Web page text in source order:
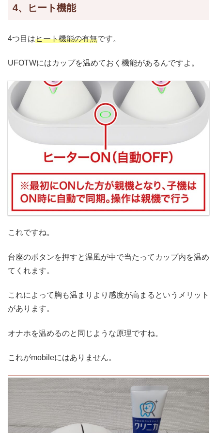
4、ヒート機能
4つ目はヒート機能の有無です。
UFOTWにはカップを温めておく機能があるんですよ。
これですね。
台座のボタンを押すと温風が中で当たってカップ内を温め
てくれます。
これによって胸も温まりより感度が高まるというメリット
があります。
オナホを温めるのと同じような原理ですね。
これがmobileにはありません。